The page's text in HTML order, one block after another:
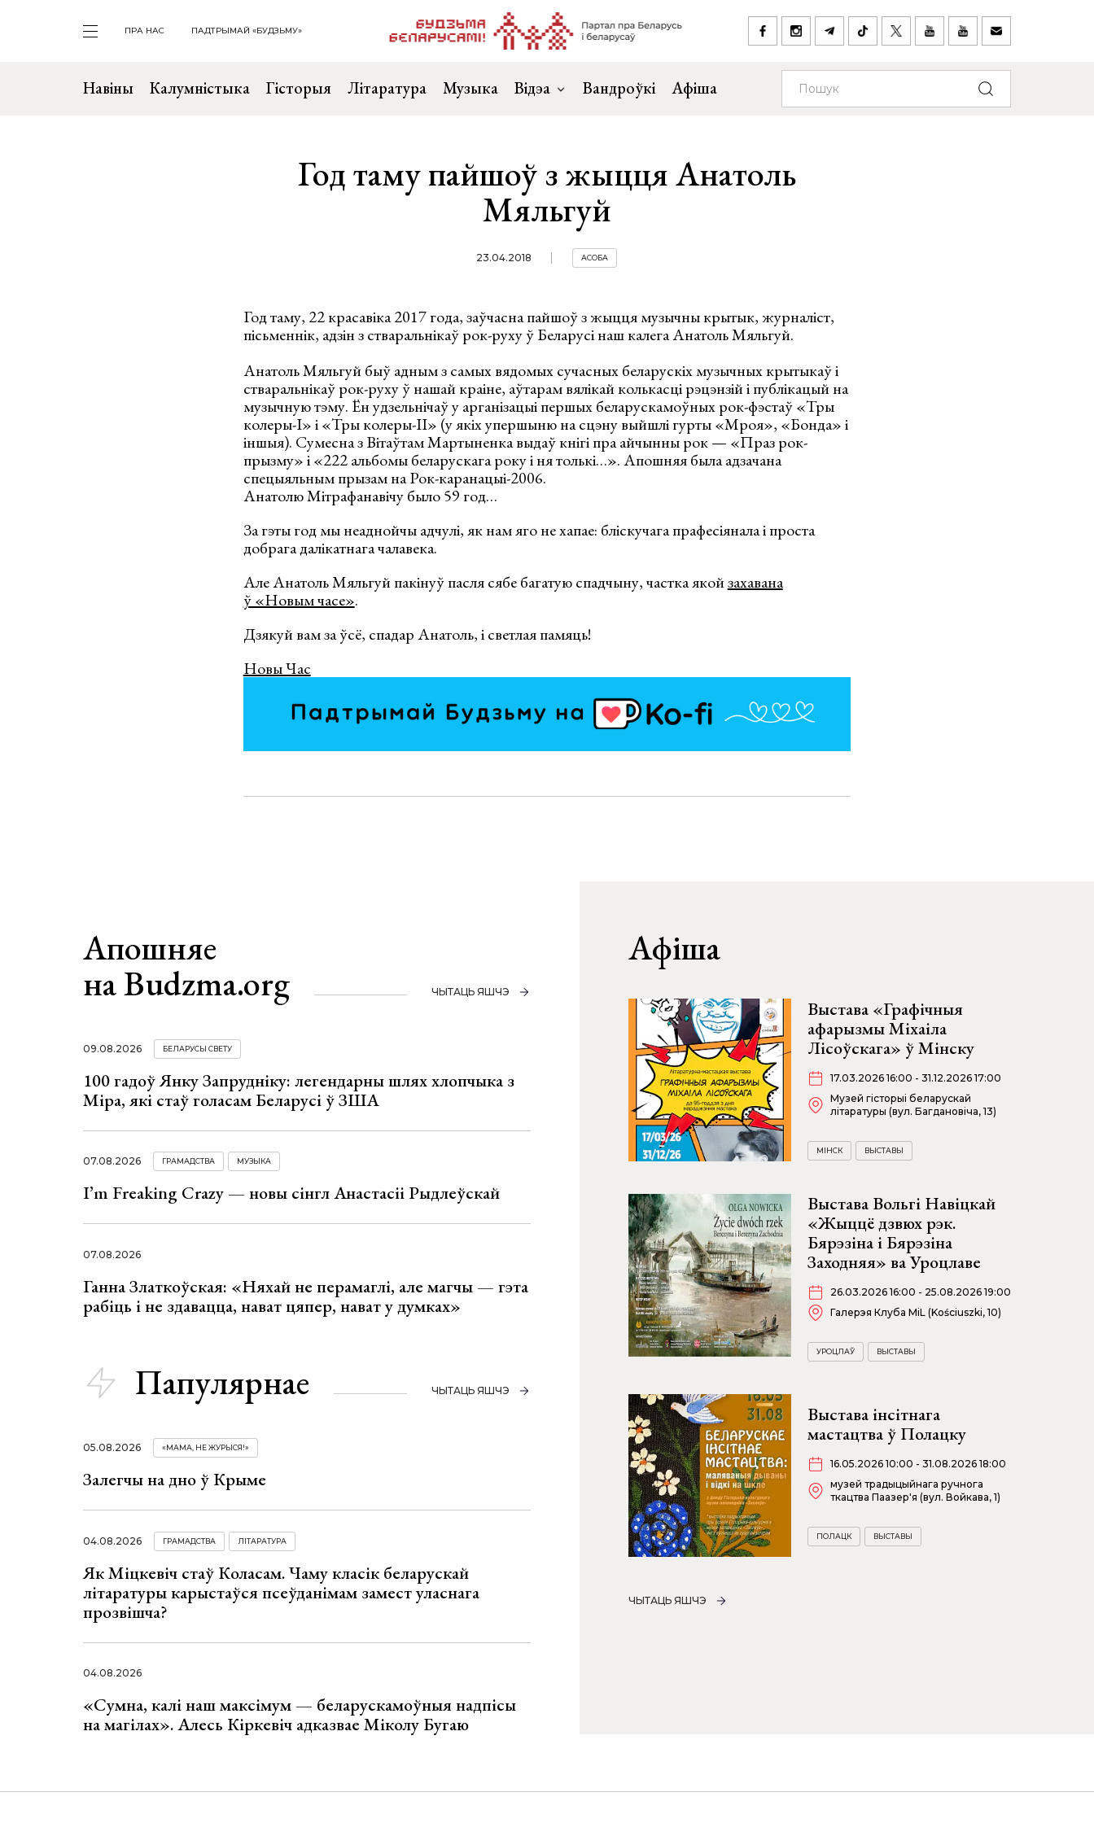
ПРА НАС ПАДТРЫМАЙ «БУДЗЬМУ»
Навіны Калумністыка Гісторыя Літаратура Музыка Відэа Вандроўкі Афіша
Год таму пайшоў з жыцця Анатоль
Мяльгуй
23.04.2018 АСОБА
Год таму, 22 красавіка 2017 года, заўчасна пайшоў з жыцця музычны крытык, журналiст,
пiсьменнiк, адзін з стваральнікаў рок-руху ў Беларусі наш калега Анатоль Мяльгуй.
Анатоль Мяльгуй быў адным з самых вядомых сучасных беларускіх музычных крытыкаў i
стваральнікаў рок-руху ў нашай краіне, аўтарам вялікай колькасці рэцэнзій і публікацый на
музычную тэму. Ён удзельнічаў у арганізацыі першых беларускамоўных рок-фэстаў «Тры
колеры-І» і «Тры колеры-ІІ» (у якіх упершыню на сцэну выйшлі гурты «Мроя», «Бонда» і
іншыя). Сумесна з Вітаўтам Мартыненка выдаў кнігi пра айчынны рок — «Праз рок-
прызму» і «222 альбомы беларускага року і ня толькі…». Апошняя была адзачана
спецыяльным прызам на Рок-каранацыі-2006.
Анатолю Мiтрафанавiчу было 59 год…
За гэты год мы неаднойчы адчулі, як нам яго не хапае: бліскучага прафесіянала і проста
добрага далікатнага чалавека.
Але Анатоль Мяльгуй пакінуў пасля сябе багатую спадчыну, частка якойзахавана
ў «Новым часе».
Дзякуй вам за ўсё, спадар Анатоль, і светлая памяць!
Новы Час
Апошняе
на Budzma.org
ЧЫТАЦЬ ЯШЧЭ
09.08.2026 БЕЛАРУСЫ СВЕТУ
100 гадоў Янку Запрудніку: легендарны шлях хлопчыка з
Міра, які стаў голасам Беларусі ў ЗША
07.08.2026 ГРАМАДСТВА МУЗЫКА
I’m Freaking Crazy — новы сінгл Анастасіі Рыдлеўскай
07.08.2026
Ганна Златкоўская: «Няхай не перамаглі, але магчы — гэта
рабіць і не здавацца, нават цяпер, нават у думках»
Папулярнае ЧЫТАЦЬ ЯШЧЭ
05.08.2026 «МАМА, НЕ ЖУРЫСЯ!»
Залегчы на дно ў Крыме
04.08.2026 ГРАМАДСТВА ЛІТАРАТУРА
Як Міцкевіч стаў Коласам. Чаму класік беларускай
літаратуры карыстаўся псеўданімам замест уласнага
прозвішча?
04.08.2026
«Сумна, калі наш максімум — беларускамоўныя надпісы
на магілах». Алесь Кіркевіч адказвае Міколу Бугаю
Афіша
Выстава «Графічныя
афарызмы Міхаіла
Лісоўскага» ў Мінску
17.03.2026 16:00 - 31.12.2026 17:00
Музей гісторыі беларускай
літаратуры (вул. Багдановіча, 13)
МІНСК ВЫСТАВЫ
Выстава Вольгі Навіцкай
«Жыццё дзвюх рэк.
Бярэзіна і Бярэзіна
Заходняя» ва Уроцлаве
26.03.2026 16:00 - 25.08.2026 19:00
Галерэя Клуба MiL (Kościuszki, 10)
УРОЦЛАЎ ВЫСТАВЫ
Выстава інсітнага
мастацтва ў Полацку
16.05.2026 10:00 - 31.08.2026 18:00
музей традыцыйнага ручнога
ткацтва Паазер'я (вул. Войкава, 1)
ПОЛАЦК ВЫСТАВЫ
ЧЫТАЦЬ ЯШЧЭ